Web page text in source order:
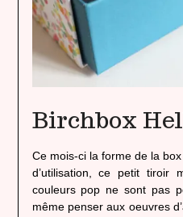
Birchbox
Ce mois-ci la forme de la
d’utilisation, ce petit tiroir
couleurs pop ne sont pas
même penser aux oeuvres